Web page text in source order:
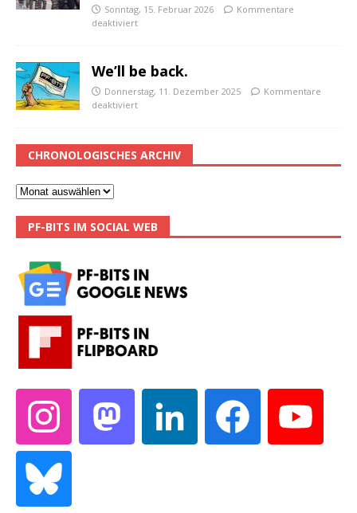
Sonntag, 15. Februar 2026
Kommentare
deaktiviert
We’ll be back.
Donnerstag, 11. Dezember 2025
Kommentare
deaktiviert
CHRONOLOGISCHES ARCHIV
PF-BITS IM SOCIAL WEB